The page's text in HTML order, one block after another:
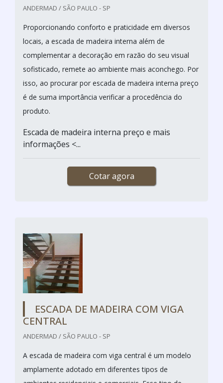
ANDERMAD / SÃO PAULO - SP
Proporcionando conforto e praticidade em diversos
locais, a escada de madeira interna além de
complementar a decoração em razão do seu visual
sofisticado, remete ao ambiente mais aconchego. Por
isso, ao procurar por escada de madeira interna preço
é de suma importância verificar a procedência do
produto.
Escada de madeira interna preço e mais
informações <...
Cotar agora
ESCADA DE MADEIRA COM VIGA
CENTRAL
ANDERMAD / SÃO PAULO - SP
A escada de madeira com viga central é um modelo
amplamente adotado em diferentes tipos de